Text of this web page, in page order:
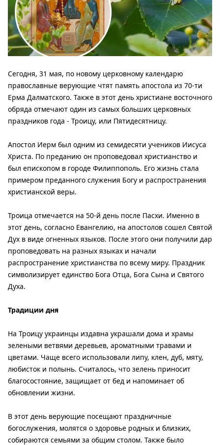
Сегодня, 31 мая, по новому церковному календарю
православные верующие чтят память апостола из 70-ти
Ерма Далматского. Также в этот день христиане восточного
обряда отмечают один из самых больших церковных
праздников года - Троицу, или Пятидесятницу.
Апостол Иерм был одним из семидесяти учеников Иисуса
Христа. По преданию он проповедовал христианство и
был епископом в городе Филиппополь. Его жизнь стала
примером преданного служения Богу и распространения
христианской веры.
Троица отмечается на 50-й день после Пасхи. Именно в
этот день, согласно Евангелию, на апостолов сошел Святой
Дух в виде огненных языков. После этого они получили дар
проповедовать на разных языках и начали
распространение христианства по всему миру. Праздник
символизирует единство Бога Отца, Бога Сына и Святого
Духа.
Традиции дня
На Троицу украинцы издавна украшали дома и храмы
зелеными ветвями деревьев, ароматными травами и
цветами. Чаще всего использовали липу, клен, дуб, мяту,
любисток и полынь. Считалось, что зелень приносит
благосостояние, защищает от бед и напоминает об
обновлении жизни.
В этот день верующие посещают праздничные
богослужения, молятся о здоровье родных и близких,
собираются семьями за общим столом. Также было